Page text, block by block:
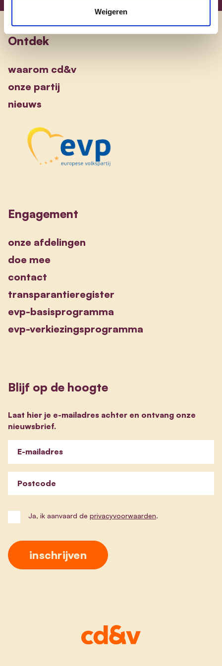
Weigeren
Ontdek
waarom cd&v
onze partij
nieuws
Engagement
onze afdelingen
doe mee
contact
transparantieregister
evp-basisprogramma
evp-verkiezingsprogramma
Blijf op de hoogte
Laat hier je e-mailadres achter en ontvang onze
nieuwsbrief.
E-mailadres
Postcode
Ja, ik aanvaard de privacyvoorwaarden.